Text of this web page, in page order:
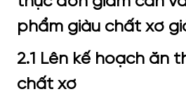
2.1 Lên kế hoạch ăn
chất xơ